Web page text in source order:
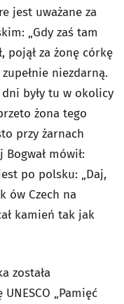
jest uważane za
„Gdy zaś tam
pojął za żonę córkę
niezdarną.
dni były tu w okolicy
żona tego
przy żarnach
mówił:
po polsku: „Daj,
ów Czech na
kamień tak jak
została
„Pamięć